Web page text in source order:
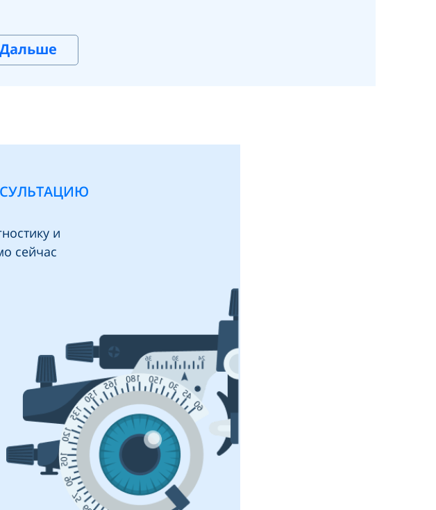
Дальше
и
сейчас